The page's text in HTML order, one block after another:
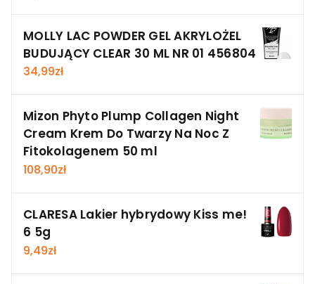
MOLLY LAC POWDER GEL AKRYLOŻEL
BUDUJĄCY CLEAR 30 ML NR 01 456804
34,99zł
Mizon Phyto Plump Collagen Night
Cream Krem Do Twarzy Na Noc Z
Fitokolagenem 50 ml
108,90zł
CLARESA Lakier hybrydowy Kiss me!
6 5g
9,49zł